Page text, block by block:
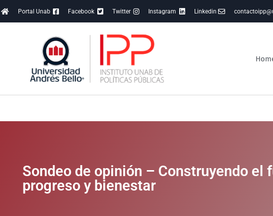
Portal Unab Facebook Twitter Instagram Linkedin
Sondeo de opinión – Construyendo el
progreso y bienestar